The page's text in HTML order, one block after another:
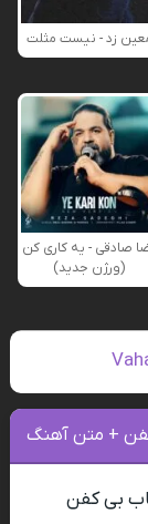
زد - نیست مثلت
صادقی - یه کاری کن
(ورژن جدید)
+ متن آهنگ
بی کفن